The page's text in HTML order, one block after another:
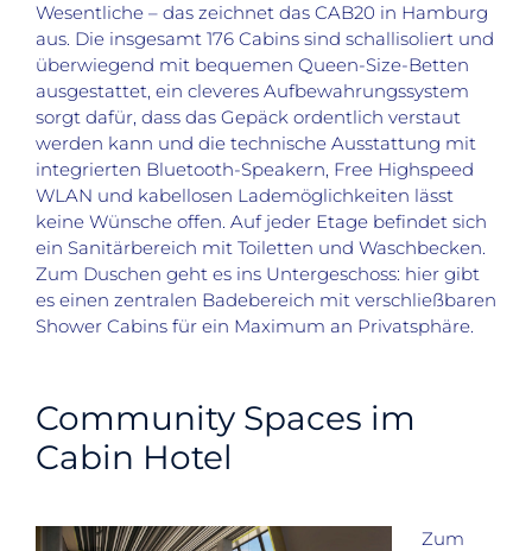
Wesentliche – das zeichnet das CAB20 in Hamburg
aus. Die insgesamt 176 Cabins sind schallisoliert und
überwiegend mit bequemen Queen-Size-Betten
ausgestattet, ein cleveres Aufbewahrungssystem
sorgt dafür, dass das Gepäck ordentlich verstaut
werden kann und die technische Ausstattung mit
integrierten Bluetooth-Speakern, Free Highspeed
WLAN und kabellosen Lademöglichkeiten lässt
keine Wünsche offen. Auf jeder Etage befindet sich
ein Sanitärbereich mit Toiletten und Waschbecken.
Zum Duschen geht es ins Untergeschoss: hier gibt
es einen zentralen Badebereich mit verschließbaren
Shower Cabins für ein Maximum an Privatsphäre.
Community Spaces im
Cabin Hotel
Zum